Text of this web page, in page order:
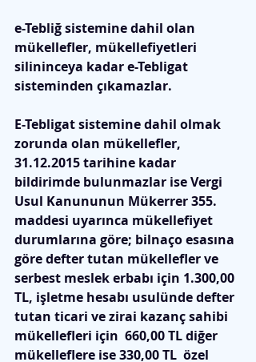
e-Tebliğ sistemine dahil olan
mükellefler, mükellefiyetleri
silininceya kadar e-Tebligat
sisteminden çıkamazlar.
E-Tebligat sistemine dahil olmak
zorunda olan mükellefler,
31.12.2015 tarihine kadar
bildirimde bulunmazlar ise Vergi
Usul Kanununun Mükerrer 355.
maddesi uyarınca mükellefiyet
durumlarına göre; bilnaço esasına
göre defter tutan mükellefler ve
serbest meslek erbabı için 1.300,00
TL, işletme hesabı usulünde defter
tutan ticari ve zirai kazanç sahibi
mükellefleri için  660,00 TL diğer
mükelleflere ise 330,00 TL  özel